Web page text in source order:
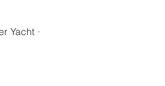
Yacht ·